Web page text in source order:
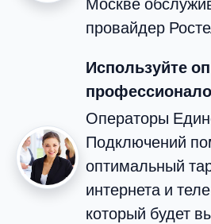
провайдер
Используйте
Операторы
Подключений
оптимальный
интернета и
который будет